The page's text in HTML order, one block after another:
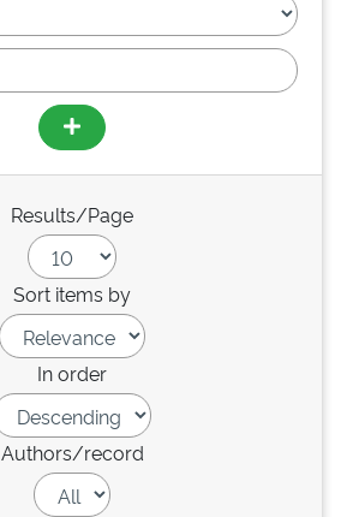
Results/Page
Sort items by
In order
Authors/record